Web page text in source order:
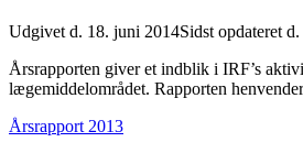
Udgivet d. 18. juni 2014Sidst opdateret
Årsrapporten giver et indblik i IRF’s
lægemiddelområdet. Rapporten
Årsrapport 2013